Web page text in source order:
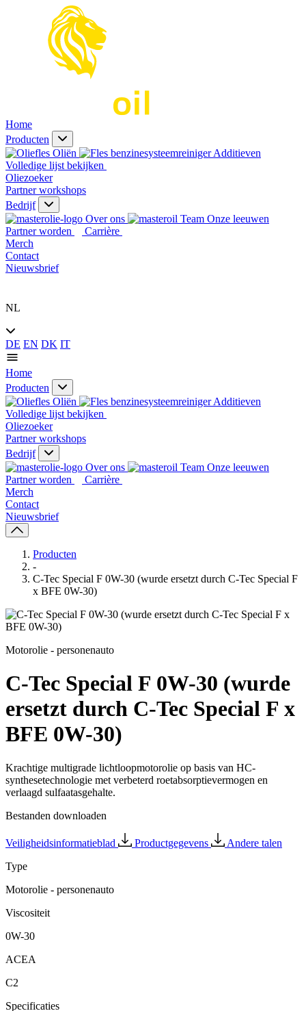
Home
Producten
Oliën
Additieven
Volledige lijst bekijken
Oliezoeker
Partner workshops
Bedrijf
Over ons
Onze leeuwen
Partner worden
Carrière
Merch
Contact
Nieuwsbrief
NL
DE EN DK IT
Home
Producten
Oliën
Additieven
Volledige lijst bekijken
Oliezoeker
Partner workshops
Bedrijf
Over ons
Onze leeuwen
Partner worden
Carrière
Merch
Contact
Nieuwsbrief
Producten
-
C-Tec Special F 0W-30 (wurde ersetzt durch C-Tec Special F
x BFE 0W-30)
Motorolie - personenauto
C-Tec Special F 0W-30 (wurde
ersetzt durch C-Tec Special F x
BFE 0W-30)
Krachtige multigrade lichtloopmotorolie op basis van HC-
synthesetechnologie met verbeterd roetabsorptievermogen en
verlaagd sulfaatasgehalte.
Bestanden downloaden
Veiligheidsinformatieblad Productgegevens
Andere talen
Type
Motorolie - personenauto
Viscositeit
0W-30
ACEA
C2
Specificaties